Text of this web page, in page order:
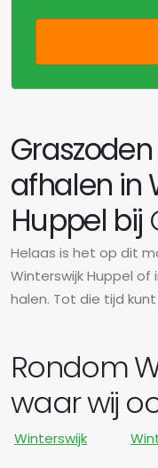
afhalen in
Huppel bij
Helaas is het op dit
Winterswijk Huppel
halen. Tot die tijd
Rondom
waar wij
Winterswijk